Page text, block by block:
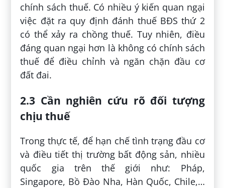
chính sách thuế. Có nhiều ý kiến quan ngại
việc đặt ra quy định đánh thuế BĐS thứ 2
có thể xảy ra chồng thuế. Tuy nhiên, điều
đáng quan ngại hơn là không có chính sách
thuế để điều chỉnh và ngăn chặn đầu cơ
đất đai.
2.3 Cần nghiên cứu rõ đối tượng
chịu thuế
Trong thực tế, để hạn chế tình trạng đầu cơ
và điều tiết thị trường bất động sản, nhiều
quốc gia trên thế giới như: Pháp,
Singapore, Bồ Đào Nha, Hàn Quốc, Chile,…